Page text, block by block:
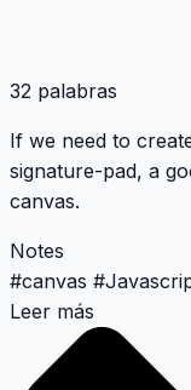
32 palabras
If we need to
signature-pad, a
canvas.
Notes
#canvas #
Leer más